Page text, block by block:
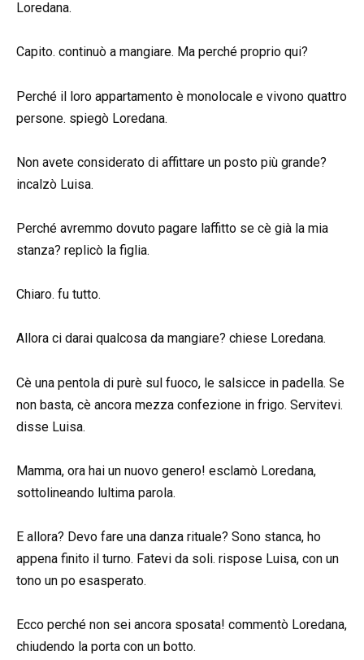
Loredana.
Capito. continuò a mangiare. Ma perché proprio qui?
Perché il loro appartamento è monolocale e vivono quattro
persone. spiegò Loredana.
Non avete considerato di affittare un posto più grande?
incalzò Luisa.
Perché avremmo dovuto pagare laffitto se cè già la mia
stanza? replicò la figlia.
Chiaro. fu tutto.
Allora ci darai qualcosa da mangiare? chiese Loredana.
Cè una pentola di purè sul fuoco, le salsicce in padella. Se
non basta, cè ancora mezza confezione in frigo. Servitevi.
disse Luisa.
Mamma, ora hai un nuovo genero! esclamò Loredana,
sottolineando lultima parola.
E allora? Devo fare una danza rituale? Sono stanca, ho
appena finito il turno. Fatevi da soli. rispose Luisa, con un
tono un po esasperato.
Ecco perché non sei ancora sposata! commentò Loredana,
chiudendo la porta con un botto.